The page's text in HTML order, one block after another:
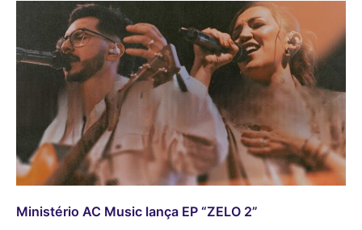
Ministério AC Music lança EP “ZELO 2”